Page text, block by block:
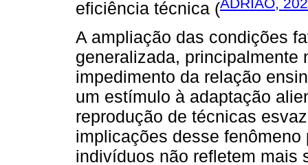
eficiência técnica (
A ampliação das condições
generalizada, principalmente
impedimento da relação
um estímulo à adaptação
reprodução de técnicas
implicações desse
indivíduos não refletem mais